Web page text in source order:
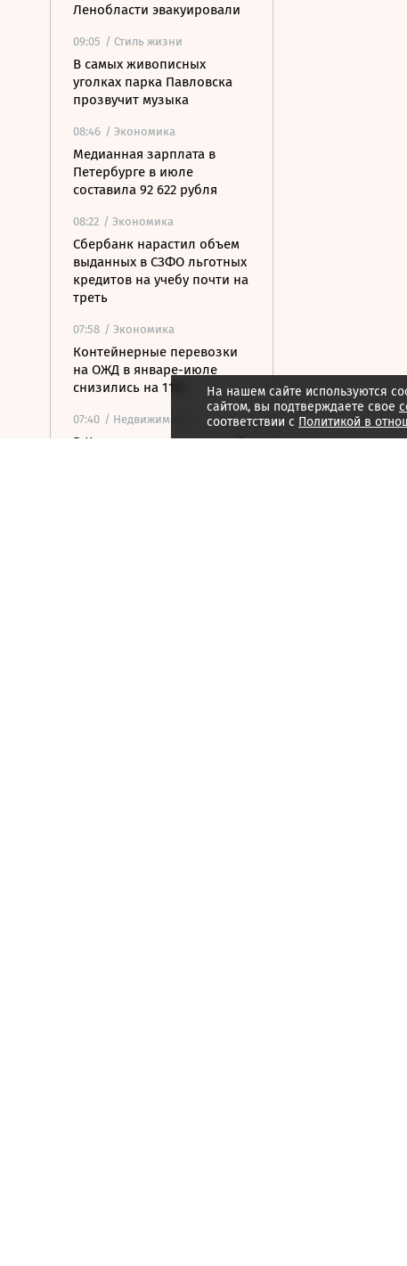
Ленобласти эвакуировали
09:05 / Стиль жизни
В самых живописных
уголках парка Павловска
прозвучит музыка
08:46 / Экономика
Медианная зарплата в
Петербурге в июле
составила 92 622 рубля
08:22 / Экономика
Сбербанк нарастил объем
выданных в СЗФО льготных
кредитов на учебу почти на
треть
07:58 / Экономика
Контейнерные перевозки
на ОЖД в январе-июле
снизились на 11%
07:40 / Недвижимость
В Карелии построят новый
На нашем сайте используются
сайтом, вы подтверждаете свое
соответствии с Политикой в